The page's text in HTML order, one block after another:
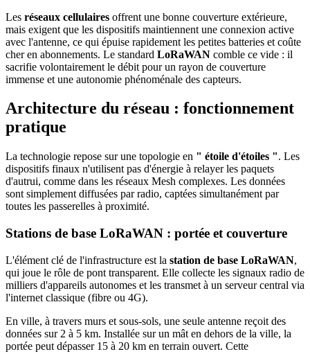
Les réseaux cellulaires offrent une bonne couverture extérieure,
mais exigent que les dispositifs maintiennent une connexion active
avec l'antenne, ce qui épuise rapidement les petites batteries et coûte
cher en abonnements. Le standard LoRaWAN comble ce vide : il
sacrifie volontairement le débit pour un rayon de couverture
immense et une autonomie phénoménale des capteurs.
Architecture du réseau : fonctionnement
pratique
La technologie repose sur une topologie en " étoile d'étoiles ". Les
dispositifs finaux n'utilisent pas d'énergie à relayer les paquets
d'autrui, comme dans les réseaux Mesh complexes. Les données
sont simplement diffusées par radio, captées simultanément par
toutes les passerelles à proximité.
Stations de base LoRaWAN : portée et couverture
L'élément clé de l'infrastructure est la station de base LoRaWAN,
qui joue le rôle de pont transparent. Elle collecte les signaux radio de
milliers d'appareils autonomes et les transmet à un serveur central via
l'internet classique (fibre ou 4G).
En ville, à travers murs et sous-sols, une seule antenne reçoit des
données sur 2 à 5 km. Installée sur un mât en dehors de la ville, la
portée peut dépasser 15 à 20 km en terrain ouvert. Cette